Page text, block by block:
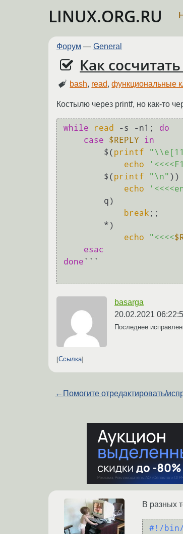
LINUX.ORG.RU
Форум — General
Как
bash, read,функциональные
Костылю через printf, но как-то
while read -s -n1; do
case
$REPLY
in
        $(
printf
echo
        $(
printf "\n" ))
echo
break ;;
echo
"<<<<
esac
done ```
basarga
20.02.2021
Последнее
Ссылка
← Помогите отредактировать/
В разных
#!/bin/